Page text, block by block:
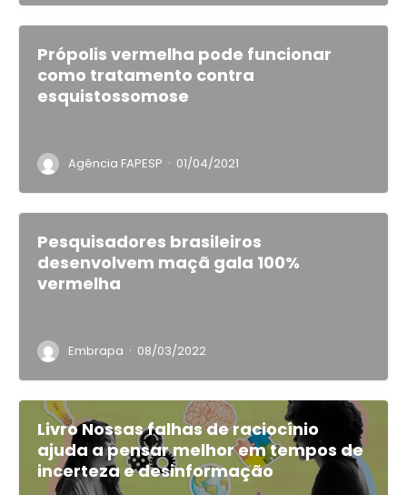
Própolis vermelha pode funcionar
como tratamento contra
esquistossomose
Agência FAPESP · 01/04/2021
Pesquisadores brasileiros
desenvolvem maçã gala 100%
vermelha
Embrapa · 08/03/2022
Livro Nossas falhas de raciocínio
ajuda a pensar melhor em tempos de
incerteza e desinformação